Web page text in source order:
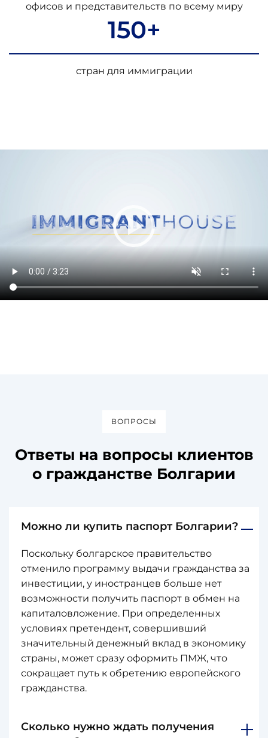
офисов и представительств по всему миру
150+
стран для иммиграции
ВОПРОСЫ
Ответы на вопросы клиентов
о гражданстве Болгарии
Можно ли купить паспорт Болгарии?
Поскольку болгарское правительство
отменило программу выдачи гражданства за
инвестиции, у иностранцев больше нет
возможности получить паспорт в обмен на
капиталовложение. При определенных
условиях претендент, совершивший
значительный денежный вклад в экономику
страны, может сразу оформить ПМЖ, что
сокращает путь к обретению европейского
гражданства.
Сколько нужно ждать получения